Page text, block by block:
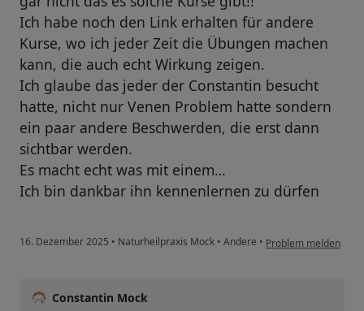
Ich habe noch den Link erhalten für andere
Kurse, wo ich jeder Zeit die Übungen machen
kann, die auch echt Wirkung zeigen.
Ich glaube das jeder der Constantin besucht
hatte, nicht nur Venen Problem hatte sondern
ein paar andere Beschwerden, die erst dann
sichtbar werden.
Es macht echt was mit einem…
Ich bin dankbar ihn kennenlernen zu dürfen
16. Dezember 2025 • Naturheilpraxis Mock • Andere • Problem melden
Constantin Mock